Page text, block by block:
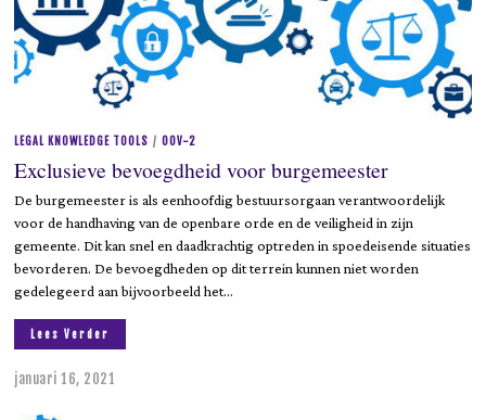
2
3
LEGAL KNOWLEDGE TOOLS / OOV-2
Exclusieve bevoegdheid voor burgemeester
De burgemeester is als eenhoofdig bestuursorgaan verantwoordelijk
voor de handhaving van de openbare orde en de veiligheid in zijn
gemeente. Dit kan snel en daadkrachtig optreden in spoedeisende situaties
bevorderen. De bevoegdheden op dit terrein kunnen niet worden
gedelegeerd aan bijvoorbeeld het…
Lees Verder
januari 16, 2021